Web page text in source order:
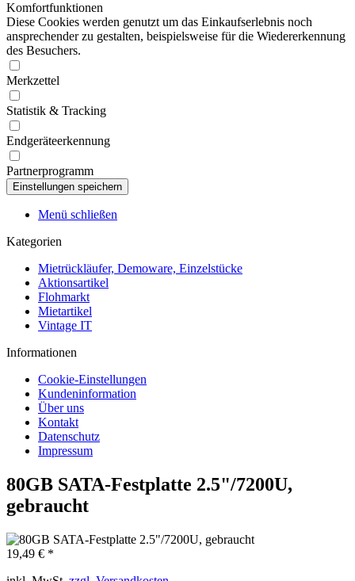
Komfortfunktionen
Diese Cookies werden genutzt um das Einkaufserlebnis noch
ansprechender zu gestalten, beispielsweise für die Wiedererkennung
des Besuchers.
Merkzettel
Statistik & Tracking
Endgeräteerkennung
Partnerprogramm
Menü schließen
Kategorien
Mietrückläufer, Demoware, Einzelstücke
Aktionsartikel
Flohmarkt
Mietartikel
Vintage IT
Informationen
Cookie-Einstellungen
Kundeninformation
Über uns
Kontakt
Datenschutz
Impressum
80GB SATA-Festplatte 2.5"/7200U,
gebraucht
19,49 € *